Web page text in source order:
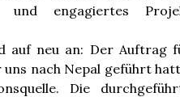
und engagiertes
auf neu an: Der Auftrag
nach Nepal geführt
Die